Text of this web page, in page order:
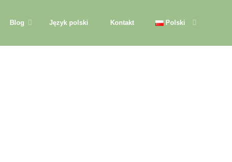
Blog Język polski Kontakt Polski